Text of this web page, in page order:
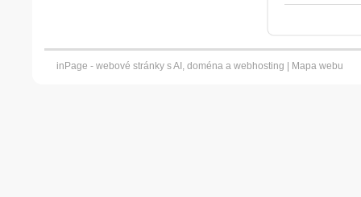
inPage - webové stránky s AI, doména a webhosting | Mapa webu